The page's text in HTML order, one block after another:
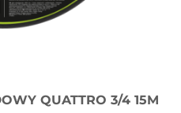
QUATTRO 3/4 15M